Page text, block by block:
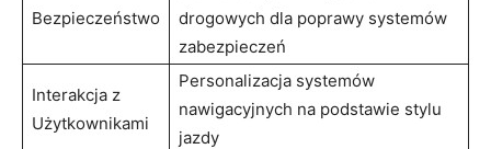
Bezpieczeństwo
drogowych dla poprawy systemów
zabezpieczeń
Interakcja z
Użytkownikami
Personalizacja systemów
nawigacyjnych na podstawie stylu
jazdy